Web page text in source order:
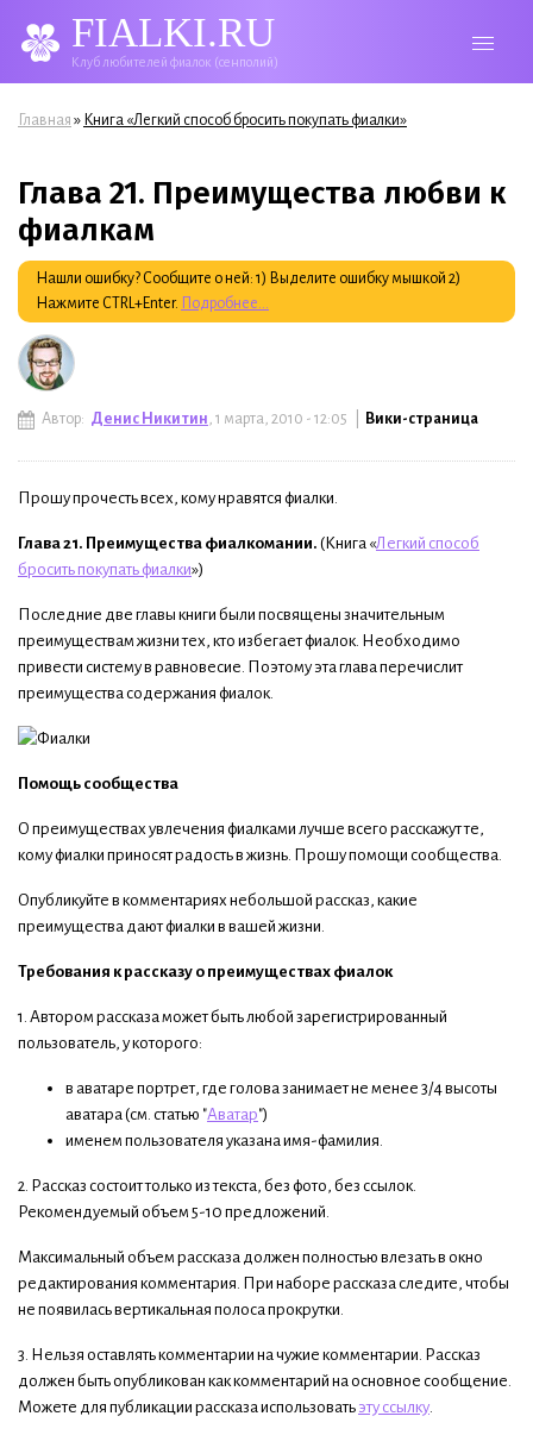
FIALKI.RU
Клуб любителей фиалок (сенполий)
Вы здесь
Главная » Книга «Легкий способ бросить покупать фиалки»
Глава 21. Преимущества любви к
фиалкам
Нашли ошибку? Сообщите о ней: 1) Выделите ошибку мышкой 2)
Нажмите CTRL+Enter. Подробнее...
Автор: Денис Никитин, 1 марта, 2010 - 12:05 | Вики-страница
Прошу прочесть всех, кому нравятся фиалки.
Глава21. Преимущества фиалкомании. (Книга «Легкий способ
бросить покупать фиалки»)
Последние две главы книги были посвящены значительным
преимуществам жизни тех, кто избегает фиалок. Необходимо
привести систему в равновесие. Поэтому эта глава перечислит
преимущества содержания фиалок.
Помощь сообщества
О преимуществах увлечения фиалками лучше всего расскажут те,
кому фиалки приносят радость в жизнь. Прошу помощи сообщества.
Опубликуйте в комментариях небольшой рассказ, какие
преимущества дают фиалки в вашей жизни.
Требования к рассказу о преимуществах фиалок
1. Автором рассказа может быть любой зарегистрированный
пользователь, у которого:
в аватаре портрет, где голова занимает не менее 3/4 высоты
аватара (см. статью "Аватар")
именем пользователя указана имя-фамилия.
2. Рассказ состоит только из текста, без фото, без ссылок.
Рекомендуемый объем 5-10 предложений.
Максимальный объем рассказа должен полностью влезать в окно
редактирования комментария. При наборе рассказа следите, чтобы
не появилась вертикальная полоса прокрутки.
3. Нельзя оставлять комментарии на чужие комментарии. Рассказ
должен быть опубликован как комментарий на основное сообщение.
Можете для публикации рассказа использовать эту ссылку.